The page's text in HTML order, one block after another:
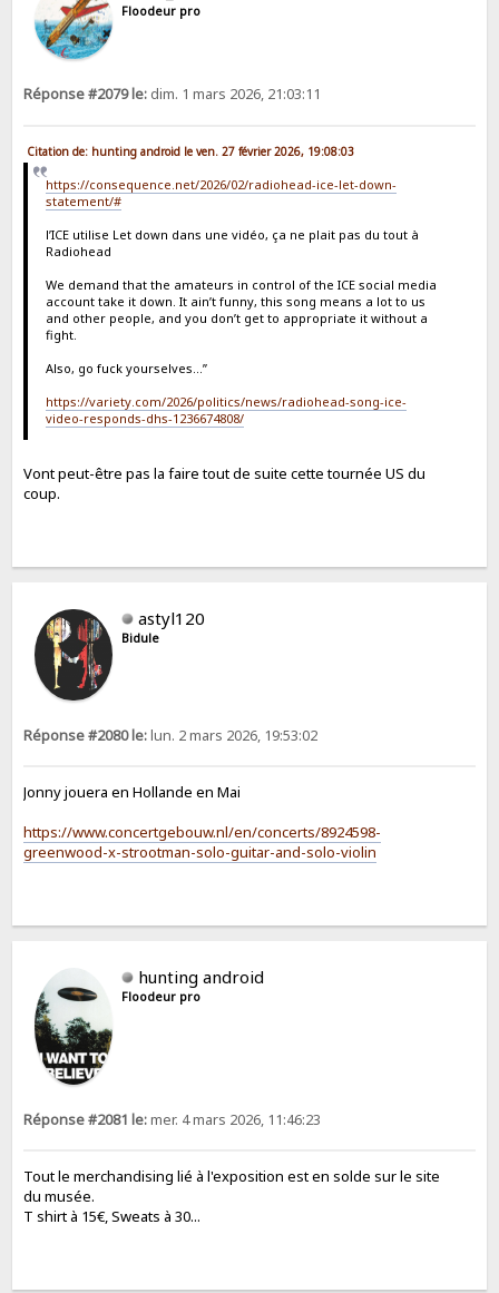
Floodeur pro
Réponse #2079 le: dim. 1 mars 2026, 21:03:11
Citation de: hunting android le ven. 27 février 2026, 19:08:03
https://consequence.net/2026/02/radiohead-ice-let-down-
statement/#
l’ICE utilise Let down dans une vidéo, ça ne plait pas du tout à
Radiohead
We demand that the amateurs in control of the ICE social media
account take it down. It ain’t funny, this song means a lot to us
and other people, and you don’t get to appropriate it without a
fight.
Also, go fuck yourselves…”
https://variety.com/2026/politics/news/radiohead-song-ice-
video-responds-dhs-1236674808/
Vont peut-être pas la faire tout de suite cette tournée US du
coup.
astyl120
Bidule
Réponse #2080 le:lun. 2 mars 2026, 19:53:02
Jonny jouera en Hollande en Mai
https://www.concertgebouw.nl/en/concerts/8924598-
greenwood-x-strootman-solo-guitar-and-solo-violin
hunting android
Floodeur pro
Réponse #2081 le:mer. 4 mars 2026, 11:46:23
Tout le merchandising lié à l'exposition est en solde sur le site
du musée.
T shirt à 15€, Sweats à 30...